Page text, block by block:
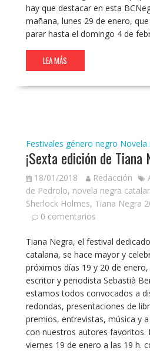
hay que destacar en esta
mañana, lunes 29 de enero,
parar hasta el domingo 4 de
LEA MÁS
Festivales género negro Novela
¡Sexta edición de Tiana
18/01/2018 Redacción
de Pedrolo, novela negra
Sherlock Holmes, Tiana Negra
0 comentarios
Tiana Negra, el festival
catalana, se hace mayor y
próximos días 19 y 20 de
escritor y periodista Sebastià
estamos todos convocados a
redondas, presentaciones de
premios, entrevistas, música y
con nuestros autores favoritos.
viernes 19 de enero a las 19 h.